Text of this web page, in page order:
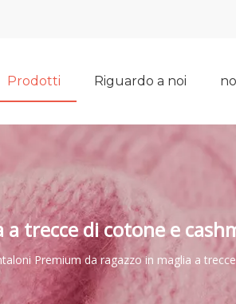
Prodotti Riguardo a noi
trecce di cotone e
Premium da ragazzo in maglia a